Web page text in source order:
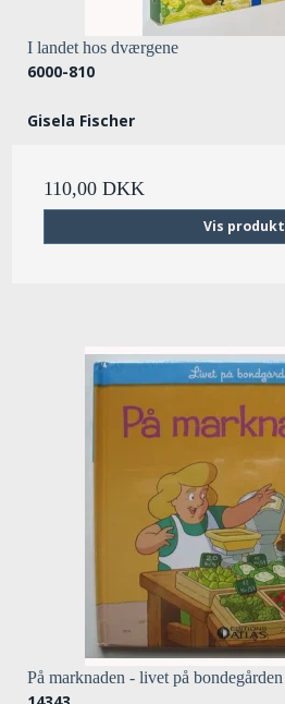
I landet hos dværgene
6000-810
Gisela Fischer
110,00 DKK
Vis produkt
På marknaden - livet på bondegården